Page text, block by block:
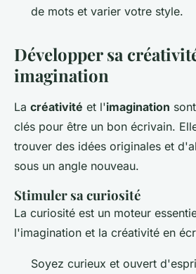
de mots et varier votre style.
Développer sa
imagination
La créativité et l'imagination
clés pour être un bon écrivain.
trouver des idées originales et
sous un angle nouveau.
Stimuler sa curiosité
La curiosité est un moteur
l'imagination et la créativité en
Soyez curieux et ouvert